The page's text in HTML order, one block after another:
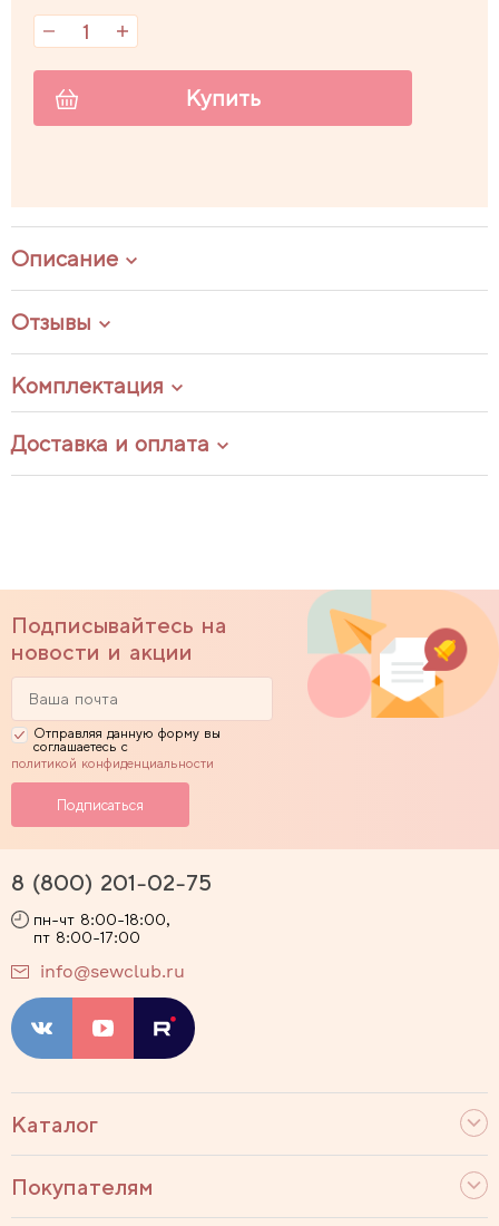
Купить
Описание
Отзывы
Комплектация
Доставка и оплата
Подписывайтесь на
новости и акции
Отправляя данную форму вы
соглашаетесь с
политикой конфиденциальности
Каталог
Покупателям
8 (800) 201-02-75
пн-чт 8:00-18:00,
пт 8:00-17:00
info@sewclub.ru